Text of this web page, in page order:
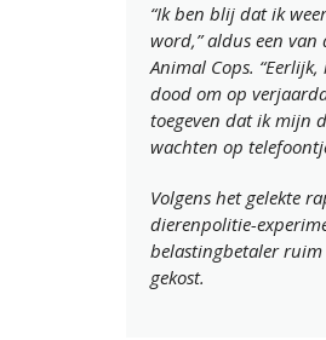
“Ik ben blij dat ik
word,” aldus een van
Animal Cops.
dood om op
toegeven dat ik mijn
wachten op
Volgens het gelekte
dierenpolitie-
belastingbetaler
gekost.